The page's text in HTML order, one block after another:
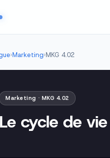
›Marketing›MKG 4.02
Marketing · MKG 4.02
Le cycle de